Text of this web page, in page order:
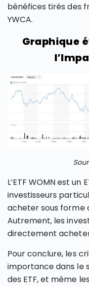
bénéfices tirés des
YWCA.
Graphique
L’ETF WOMN est un
investisseurs
acheter sous forme
Autrement, les
directement acheter
Pour conclure, les
importance dans le
des ETF, et même